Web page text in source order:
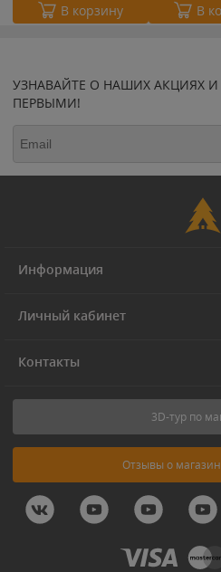
В корзину В
УЗНАВАЙТЕ О НАШИХ АКЦИЯХ
ПЕРВЫМИ!
Информация
Личный кабинет
Контакты
3D-тур по
Отзывы о